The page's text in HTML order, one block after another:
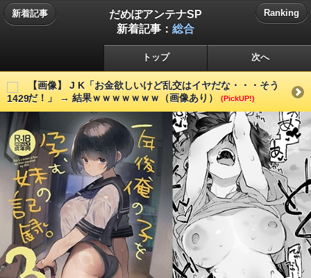
新着記事
だめぽアンテナSP
新着記事： 総合
Ranking
トップ 次へ
【画像】 J K「お金欲しいけど乱交はイヤだな・・・そう
だ！」 → 結果ｗｗｗｗｗｗｗ（画像あり）
(PickUP!)